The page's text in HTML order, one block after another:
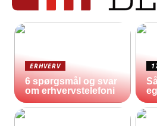
ERHVERV
6 spørgsmål og svar
om erhvervstelefoni